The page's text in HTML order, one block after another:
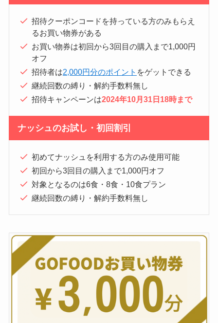
招待クーポンコードを持っている方のみもらえ
るお買い物券がある
お買い物券は初回から3回目の購入まで1,000円
オフ
招待者は2,000円分のポイント をゲットできる
継続回数の縛り・解約手数料無し
招待キャンペーンは2024年10月31日18時まで
ナッシュのお試し・初回割引
初めてナッシュを利用する方のみ使用可能
初回から3回目の購入まで1,000円オフ
対象となるのは6食・8食・10食プラン
継続回数の縛り・解約手数料無し